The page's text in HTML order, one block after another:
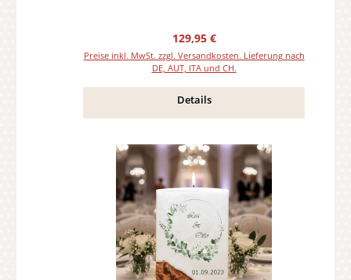
Regulärer Preis:
129,95 €
Preise inkl. MwSt. zzgl. Versandkosten. Lieferung nach
DE, AUT, ITA und CH.
Details